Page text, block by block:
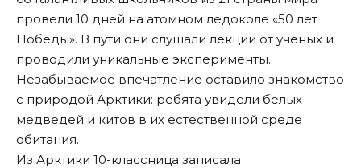
провели 10 дней на атомном ледоколе «50 лет
Победы». В пути они слушали лекции от ученых и
проводили уникальные эксперименты.
Незабываемое впечатление оставило знакомство
с природой Арктики: ребята увидели белых
медведей и китов в их естественной среде
обитания.
Из Арктики 10-классница записала